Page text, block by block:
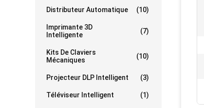
Distributeur Automatique (10)
Imprimante 3D
Intelligente
(7)
Kits De Claviers
Mécaniques
(10)
Projecteur DLP Intelligent (3)
Téléviseur Intelligent (1)